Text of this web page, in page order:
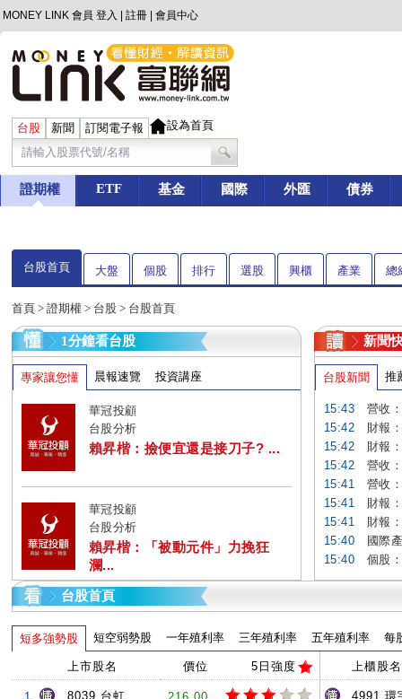
MONEY LINK 會員 登入 註冊 會員中心
台股 新聞 訂閱電子報 設為首頁
證期權 ETF 基金 國際 外匯 債券
台股首頁 大盤 個股 排行 選股 興櫃 產業 總
首頁 > 證期權 > 台股 > 台股首頁
1分鐘看台股
專家讓您懂 晨報速覽 投資講座
華冠投顧
台股分析
賴昇楷：撿便宜還是接刀子? ...
華冠投顧
台股分析
賴昇楷：「被動元件」力挽狂
瀾...
新聞
台股新聞 推
15:43
營收
15:42
財報
15:42
財報
15:42
營收
15:41
營收
15:41
財報
15:41
財報
15:40
國際
15:40
個股
台股首頁
短多強勢股 短空弱勢股 一年殖利率 三年殖利率 五年殖利率 每
上市股名 價位 5日強度
8039 台虹
上櫃股名
4991 環